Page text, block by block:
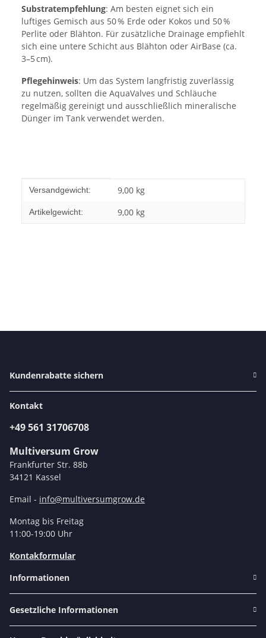
Substratempfehlung: Am besten eignet sich ein
luftiges Gemisch aus 50 % Erde oder Kokos und 50 %
Perlite oder Blähton. Für zusätzliche Drainage empfiehlt
sich eine untere Schicht aus Blähton oder AirBase (ca.
3–5 cm).
Pflegehinweis: Um das System langfristig zuverlässig
zu nutzen, sollten die AquaValves und Schläuche
regelmäßig gereinigt und ausschließlich mineralische
Dünger im Tank verwendet werden.
Produkteigenschaft
Wert
Versandgewicht: 9,00 kg
Artikelgewicht: 9,00 kg
Kundenrabatte sichern
Kontakt
+49 561 31706708
Multiversum Grow
Frankfurter Str. 88b
34121 Kassel
Email - info@multiversumgrow.de
Montag bis Freitag
11:00-19:00 Uhr
Kontakformular
Informationen
Gesetzliche Informationen